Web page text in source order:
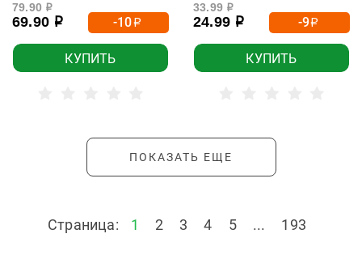
79.90 р
69.90 р -10р
КУПИТЬ
33.99 р
24.99 р -9р
КУПИТЬ
ПОКАЗАТЬ ЕЩЕ
Страница: 1 2 3 4 5 ... 193